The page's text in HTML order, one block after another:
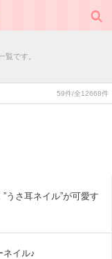
覧です。
59件/全12668件
さ耳ネイル”が可愛す
イル♪